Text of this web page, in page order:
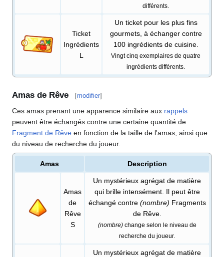
différents.
Ticket
Ingrédients
L
Un ticket pour les plus fins
gourmets, à échanger contre
100 ingrédients de cuisine.
Vingt cinq exemplaires de quatre
ingrédients différents.
Amas de Rêve [modifier]
Ces amas prenant une apparence similaire aux rappels
peuvent être échangés contre une certaine quantité de
Fragment de Rêve en fonction de la taille de l'amas, ainsi que
du niveau de recherche du joueur.
Amas Description
Amas
de
Rêve
S
Un mystérieux agrégat de matière
qui brille intensément. Il peut être
échangé contre (nombre) Fragments
de Rêve.
(nombre)change selon le niveau de
recherche du joueur.
Un mystérieux agrégat de matière